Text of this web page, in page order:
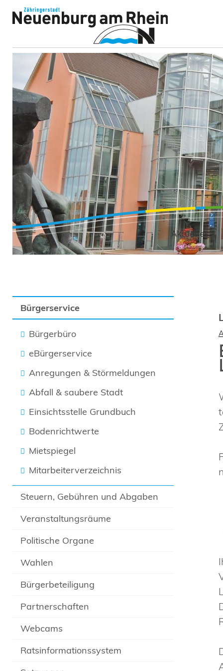
Aktuelles
Bürgerservice
Bürgerbüro
eBürgerservice
Anregungen & Störmeldungen
Abfall & saubere Stadt
Einsichtsstelle Grundbuch
Bodenrichtwerte
Mietspiegel
Mitarbeiterverzeichnis
Steuern, Gebühren und Abgaben
Veranstaltungsräume
Politische Organe
Wahlen
Bürgerbeteiligung
Partnerschaften
Webcams
Ratsinformationssystem